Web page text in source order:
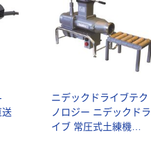
送
ニデックドライブテク
ノロジー ニデックドラ
イブ 常圧式土練機